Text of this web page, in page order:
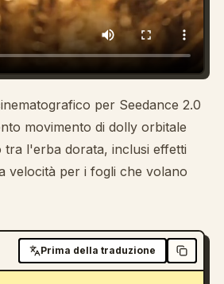
per Seedance 2.0
movimento di dolly orbitale
l'erba dorata, inclusi effetti
velocità per i fogli che volano
Prima della traduzione